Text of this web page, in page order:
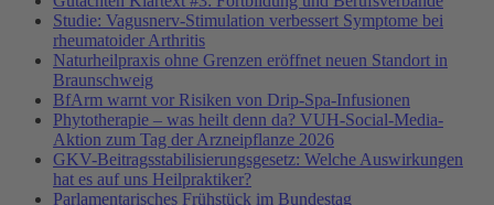
Studie: Vagusnerv-Stimulation verbessert Symptome bei
rheumatoider Arthritis
Naturheilpraxis ohne Grenzen eröffnet neuen Standort in
Braunschweig
BfArm warnt vor Risiken von Drip-Spa-Infusionen
Phytotherapie – was heilt denn da? VUH-Social-Media-
Aktion zum Tag der Arzneipflanze 2026
GKV-Beitragsstabilisierungsgesetz: Welche Auswirkungen
hat es auf uns Heilpraktiker?
Parlamentarisches Frühstück im Bundestag